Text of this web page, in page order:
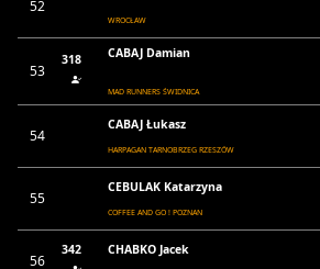
52
WROCŁAW
53
318 CABAJ Damian
MAD RUNNERS ŚWIDNICA
54
CABAJ Łukasz
HARPAGAN TARNOBRZEG RZESZÓW
55
CEBULAK Katarzyna
COFFEE AND GO ! POZNAN
56
342 CHABKO Jacek